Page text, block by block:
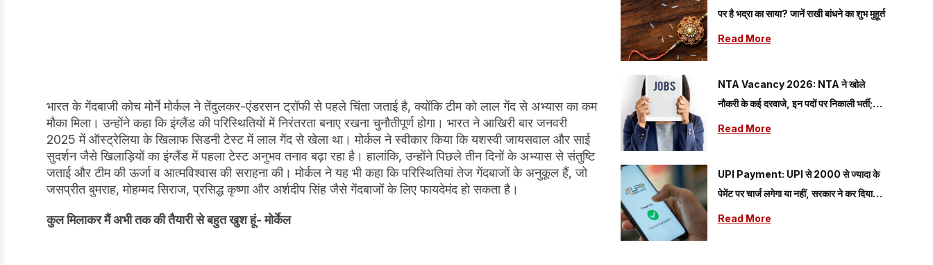
भारत के गेंदबाजी कोच मोर्ने मोर्कल ने तेंदुलकर-एंडरसन ट्रॉफी से पहले चिंता जताई है, क्योंकि टीम को लाल गेंद से अभ्यास का कम
मौका मिला। उन्होंने कहा कि इंग्लैंड की परिस्थितियों में निरंतरता बनाए रखना चुनौतीपूर्ण होगा। भारत ने आखिरी बार जनवरी
2025 में ऑस्ट्रेलिया के खिलाफ सिडनी टेस्ट में लाल गेंद से खेला था। मोर्कल ने स्वीकार किया कि यशस्वी जायसवाल और साई
सुदर्शन जैसे खिलाड़ियों का इंग्लैंड में पहला टेस्ट अनुभव तनाव बढ़ा रहा है। हालांकि, उन्होंने पिछले तीन दिनों के अभ्यास से संतुष्टि
जताई और टीम की ऊर्जा व आत्मविश्वास की सराहना की। मोर्कल ने यह भी कहा कि परिस्थितियां तेज गेंदबाजों के अनुकूल हैं, जो
जसप्रीत बुमराह, मोहम्मद सिराज, प्रसिद्ध कृष्णा और अर्शदीप सिंह जैसे गेंदबाजों के लिए फायदेमंद हो सकता है।
कुल मिलाकर मैं अभी तक की तैयारी से बहुत खुश हूं- मोर्केल
पर है भद्रा का साया? जानें राखी बांधने का शुभ मुहूर्त
Read More
NTA Vacancy 2026: NTA ने खोले
नौकरी के कई दरवाजे, इन पदों पर निकाली भर्ती;
यहां देखें आवेदन से जुड़ी सारी डिटेल
Read More
UPI Payment: UPI से 2000 से ज्यादा के
पेमेंट पर चार्ज लगेगा या नहीं, सरकार ने कर दिया
क्लियर
Read More